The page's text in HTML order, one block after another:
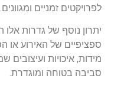
לפרויקטים זמניים ומגוונים.
יתרון נוסף של גדרות אלו
ספציפיים של האירוע או
מידות, איכויות
סביבה בטוחה ומוגדרת.